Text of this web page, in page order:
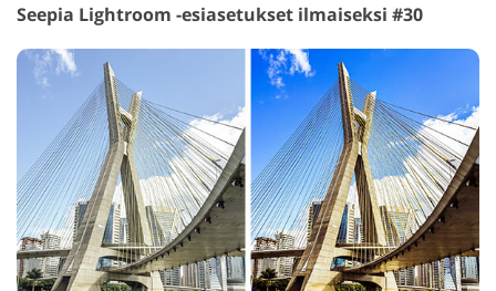
Seepia Lightroom -esiasetukset ilmaiseksi #30